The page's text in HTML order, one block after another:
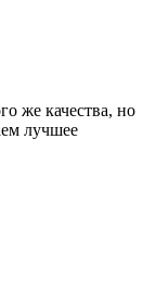
же качества, но
лучшее